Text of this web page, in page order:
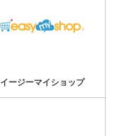
イージーマイショップ